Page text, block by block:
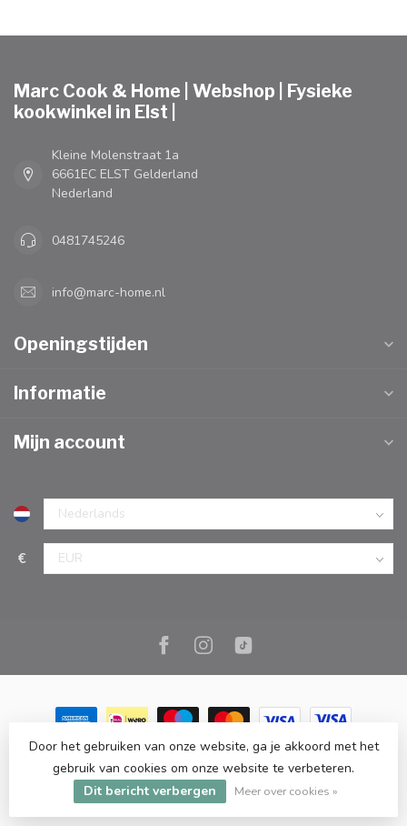
Marc Cook & Home | Webshop | Fysieke
kookwinkel in Elst |
Kleine Molenstraat 1a
6661EC ELST Gelderland
Nederland
0481745246
info@marc-home.nl
Openingstijden
Informatie
Mijn account
€
© Copyright 2026 Marc Cook & Home | Webshop | Fysieke
kookwinkel in Elst |- Powered byLightspeed-Lightspeed design
byDyvelopment
Door het gebruiken van onze website, ga je akkoord met het
gebruik van cookies om onze website te verbeteren.
Dit bericht verbergen
Meer over cookies »